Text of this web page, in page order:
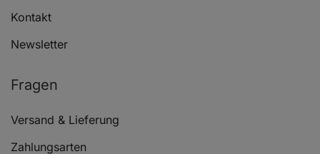
Kontakt
Newsletter
Fragen
Versand & Lieferung
Zahlungsarten